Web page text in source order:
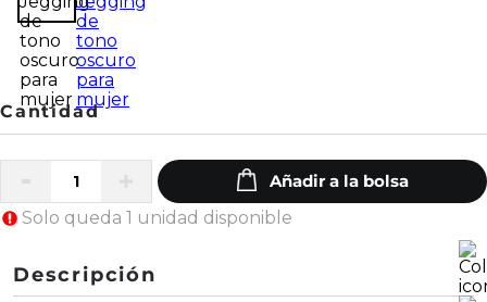
Solo queda 1 unidad disponible
Descripción